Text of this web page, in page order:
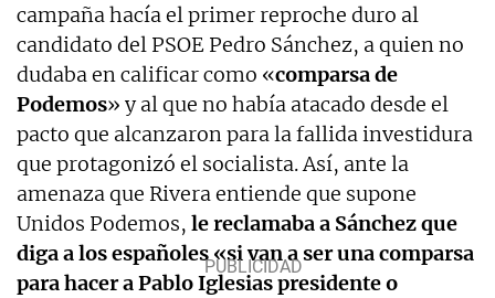
campaña hacía el primer reproche duro al
candidato del PSOE Pedro Sánchez, a quien no
dudaba en calificar como «comparsa de
Podemos» y al que no había atacado desde el
pacto que alcanzaron para la fallida investidura
que protagonizó el socialista. Así, ante la
amenaza que Rivera entiende que supone
Unidos Podemos, le reclamaba a Sánchez que
diga a los españoles «si van a ser una comparsa
para hacer a Pablo Iglesias presidente o